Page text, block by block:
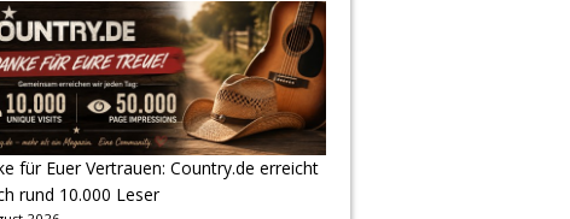
für Euer Vertrauen: Country.de erreicht
rund 10.000 Leser